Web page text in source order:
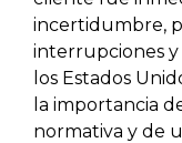
incertidumbre,
interrupciones
los Estados
la importancia
normativa y de